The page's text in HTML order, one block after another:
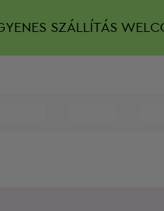
SZÁLLÍTÁS